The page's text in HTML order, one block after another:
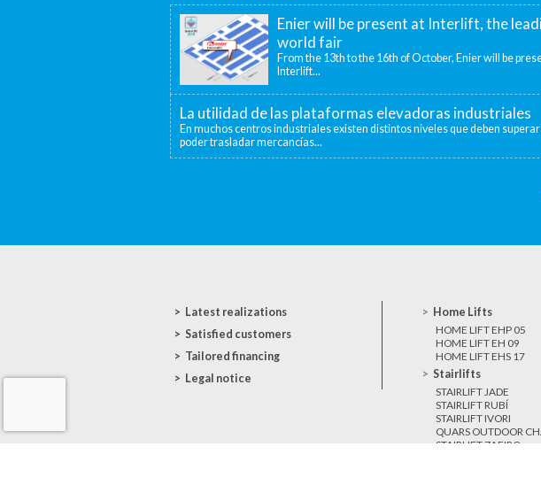
Enier will be present at Interlift, the
world fair
From the 13th to the 16th of October, Enier will be
Interlift...
La utilidad de las plataformas elevadoras industriales
En muchos centros industriales existen distintos niveles que deben
poder trasladar mercancías...
Latest realizations
Satisfied customers
Tailored financing
Legal notice
Home Lifts
HOME LIFT EHP 05
HOME LIFT EH 09
HOME LIFT EHS 17
Stairlifts
STAIRLIFT JADE
STAIRLIFT RUBÍ
STAIRLIFT IVORI
QUARS OUTDOOR
STAIRLIFT ZAFIRO